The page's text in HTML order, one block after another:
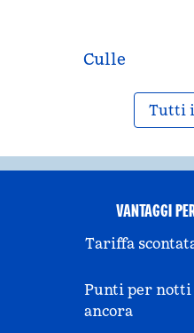
Culle
Tutti
VANTAGGI
Tariffa
Punti per
ancora